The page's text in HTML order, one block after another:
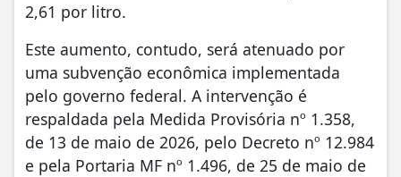
2,61 por litro.
Este aumento, contudo, será atenuado por
uma subvenção econômica implementada
pelo governo federal. A intervenção é
respaldada pela Medida Provisória nº 1.358,
de 13 de maio de 2026, pelo Decreto nº 12.984
e pela Portaria MF nº 1.496, de 25 de maio de